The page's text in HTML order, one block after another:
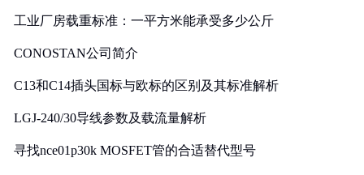
工业厂房载重标准：一平方米能承受多少公斤
CONOSTAN公司简介
C13和C14插头国标与欧标的区别及其标准解析
LGJ-240/30导线参数及载流量解析
寻找nce01p30k MOSFET管的合适替代型号